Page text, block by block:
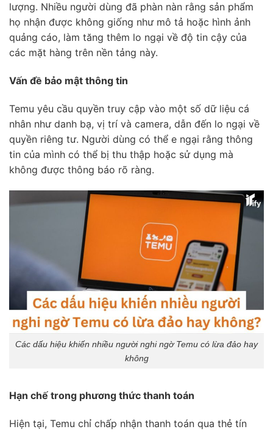
lượng. Nhiều người dùng đã phàn nàn rằng sản phẩm
họ nhận được không giống như mô tả hoặc hình ảnh
quảng cáo, làm tăng thêm lo ngại về độ tin cậy của
các mặt hàng trên nền tảng này.
Vấn đề bảo mật thông tin
Temu yêu cầu quyền truy cập vào một số dữ liệu cá
nhân như danh bạ, vị trí và camera, dẫn đến lo ngại về
quyền riêng tư. Người dùng có thể e ngại rằng thông
tin của mình có thể bị thu thập hoặc sử dụng mà
không được thông báo rõ ràng.
Các dấu hiệu khiến nhiều người nghi ngờ Temu có lừa đảo hay
không
Hạn chế trong phương thức thanh toán
Hiện tại, Temu chỉ chấp nhận thanh toán qua thẻ tín